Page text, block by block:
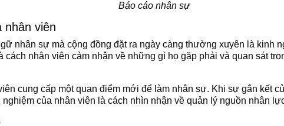
Báo cáo nhân sự
nhân viên
nhân sự mà cộng đồng đặt ra ngày càng thường xuyên là kinh
cách nhân viên cảm nhận về những gì họ gặp phải và quan sát
cung cấp một quan điểm mới để làm nhân sự. Khi sự gắn kết
của nhân viên là cách nhìn nhận về quản lý nguồn nhân